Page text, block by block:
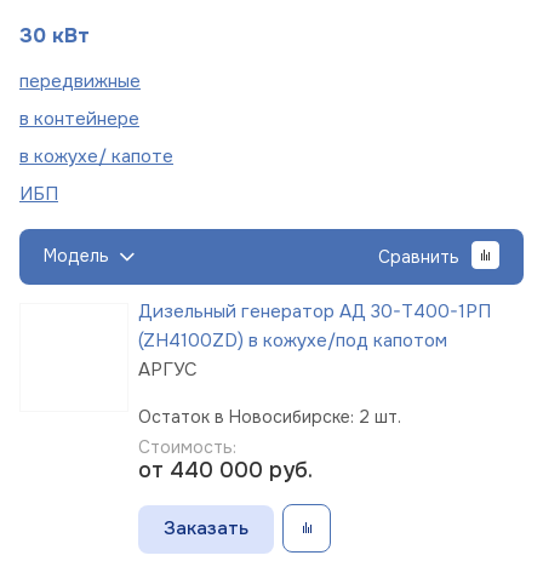
30 кВт
передвижные
в контейнере
в кожухе/ капоте
ИБП
Модель Сравнить
Дизельный генератор АД 30-Т400-1РП
(ZH4100ZD) в кожухе/под капотом
АРГУС
Остаток в Новосибирске: 2 шт.
Стоимость:
от 440 000 руб.
Заказать